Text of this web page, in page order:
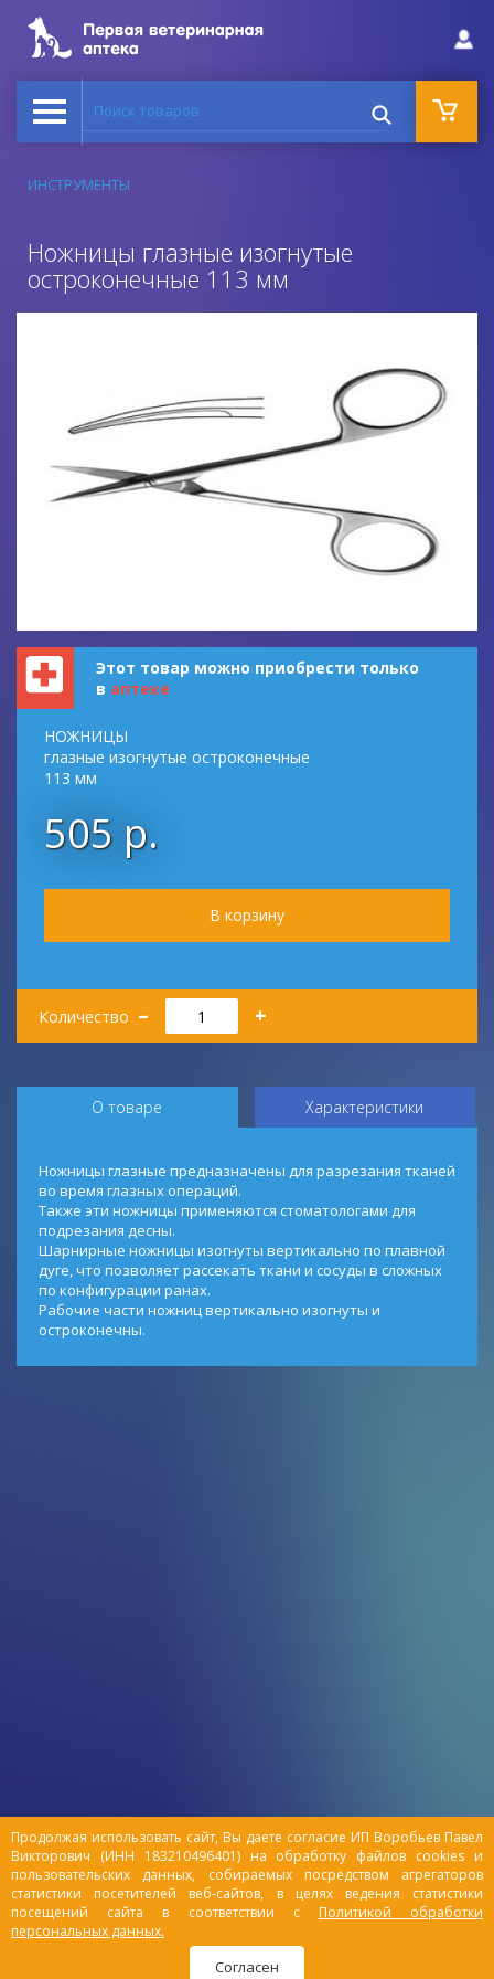
Продолжая использовать сайт, Вы даете согласие ИП Воробьев Павел
Викторович (ИНН 183210496401) на обработку файлов cookies и
пользовательских данных, собираемых посредством агрегаторов
статистики посетителей веб-сайтов, в целях ведения статистики
посещений сайта в соответствии с Политикой обработки
персональных данных.
Согласен
Поиск товаров
ИНСТРУМЕНТЫ
Ножницы глазные изогнутые
остроконечные 113 мм
Этот товар можно приобрести только
в аптеке
НОЖНИЦЫ
глазные изогнутые остроконечные
113 мм
505 р.
Количество
Количество
– +
О товаре Характеристики
Ножницы глазные предназначены для разрезания тканей
во время глазных операций.
Также эти ножницы применяются стоматологами для
подрезания десны.
Шарнирные ножницы изогнуты вертикально по плавной
дуге, что позволяет рассекать ткани и сосуды в сложных
по конфигурации ранах.
Рабочие части ножниц вертикально изогнуты и
остроконечны.